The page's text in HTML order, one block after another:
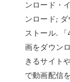
ンロード・
ンロード;
ストール.
画をダウン
きるサイト
で動画配信